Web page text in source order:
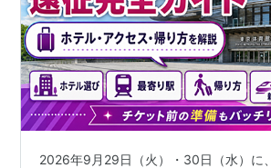
2026年9月29日（火）・30日（水）に